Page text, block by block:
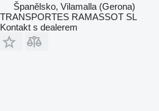
Španělsko, Vilamalla (Gerona)
TRANSPORTES RAMASSOT SL
Kontakt s dealerem